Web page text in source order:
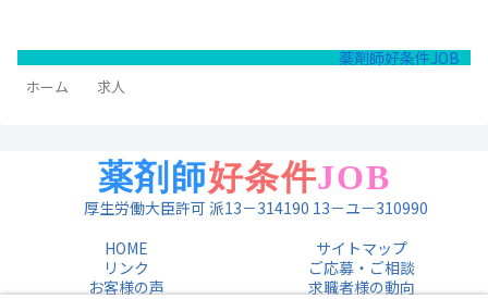
薬剤師好条件JOB
ホーム 求人
薬剤師好条件JOB
厚生労働大臣許可 派13－314190 13－ユ－310990
HOME
サイトマップ
リンク
ご応募・ご相談
お客様の声
求職者様の動向